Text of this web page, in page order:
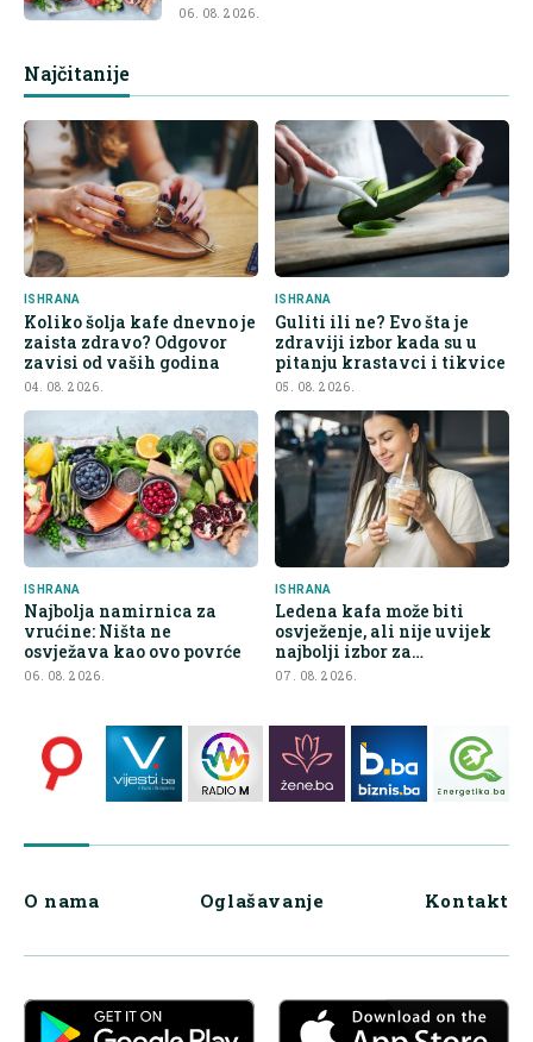
06. 08. 2026.
Najčitanije
ISHRANA
Koliko šolja kafe dnevno je
zaista zdravo? Odgovor
zavisi od vaših godina
04. 08. 2026.
ISHRANA
Guliti ili ne? Evo šta je
zdraviji izbor kada su u
pitanju krastavci i tikvice
05. 08. 2026.
ISHRANA
Najbolja namirnica za
vrućine: Ništa ne
osvježava kao ovo povrće
06. 08. 2026.
ISHRANA
Ledena kafa može biti
osvježenje, ali nije uvijek
najbolji izbor za
hidrataciju
07. 08. 2026.
O nama Oglašavanje Kontakt